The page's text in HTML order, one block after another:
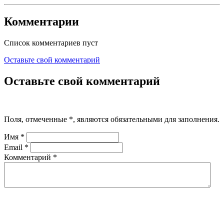
Комментарии
Список комментариев пуст
Оставьте свой комментарий
Оставьте свой комментарий
Поля, отмеченные *, являются обязательными для заполнения.
Имя *
Email *
Комментарий *